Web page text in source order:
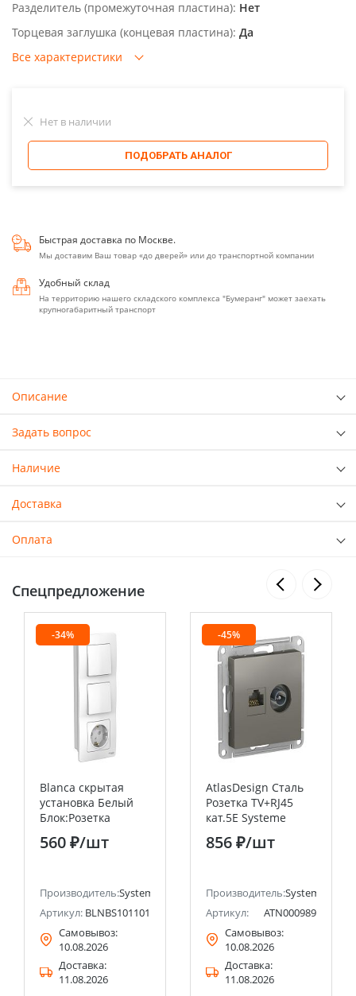
Разделитель (промежуточная пластина): Нет
Торцевая заглушка (концевая пластина): Да
Все характеристики
Нет в наличии
ПОДОБРАТЬ АНАЛОГ
Быстрая доставка по Москве.
Мы доставим Ваш товар «до дверей» или до транспортной компании
Удобный склад
На территорию нашего складского комплекса "Бумеранг" может заехать
крупногабаритный транспорт
Описание
Задать вопрос
Наличие
Доставка
Оплата
Спецпредложение
(ранее Schneider Electric)
-34%
Blanca скрытая
установка Белый
Блок:Розетка
заземляющий
контакт шт
Electric (Schneider
Electric)
560 ₽/шт
Производитель:Systeme Electric (ранее Schneider Electric)
Артикул: BLNBS101101
Самовывоз:
10.08.2026
Доставка:
11.08.2026
-45%
AtlasDesign Сталь
Розетка TV+RJ45
кат.5E Systeme
Electric (Schneider
Electric)
856 ₽/шт
Производитель:Systeme
Артикул:
ATN000989
Самовывоз:
10.08.2026
Доставка:
11.08.2026